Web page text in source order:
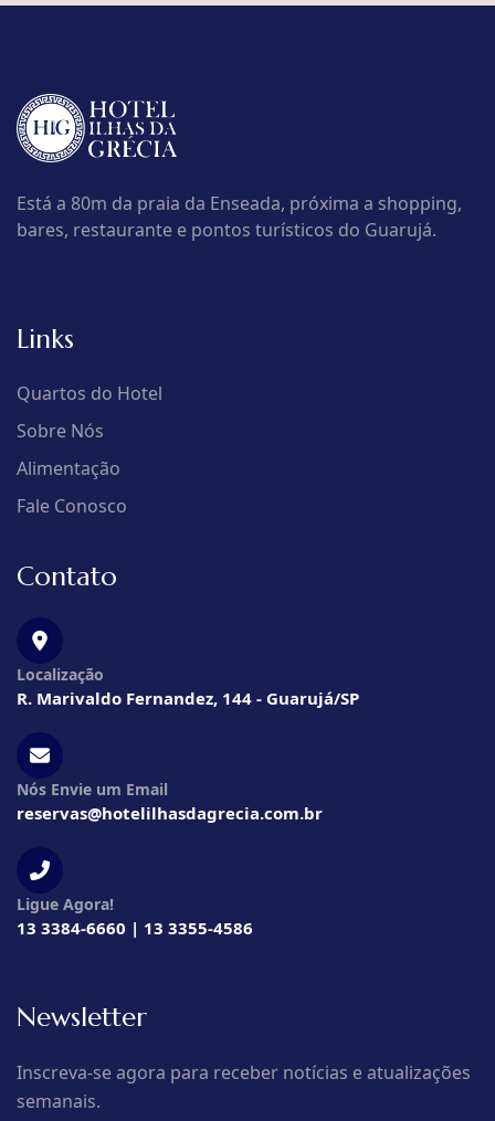
Está a 80m da praia da Enseada, próxima a shopping,
bares, restaurante e pontos turísticos do Guarujá.
Links
Quartos do Hotel
Sobre Nós
Alimentação
Fale Conosco
Contato
Localização
R. Marivaldo Fernandez, 144 - Guarujá/SP
Nós Envie um Email
reservas@hotelilhasdagrecia.com.br
Ligue Agora!
13 3384-6660 | 13 3355-4586
Newsletter
Inscreva-se agora para receber notícias e atualizações
semanais.